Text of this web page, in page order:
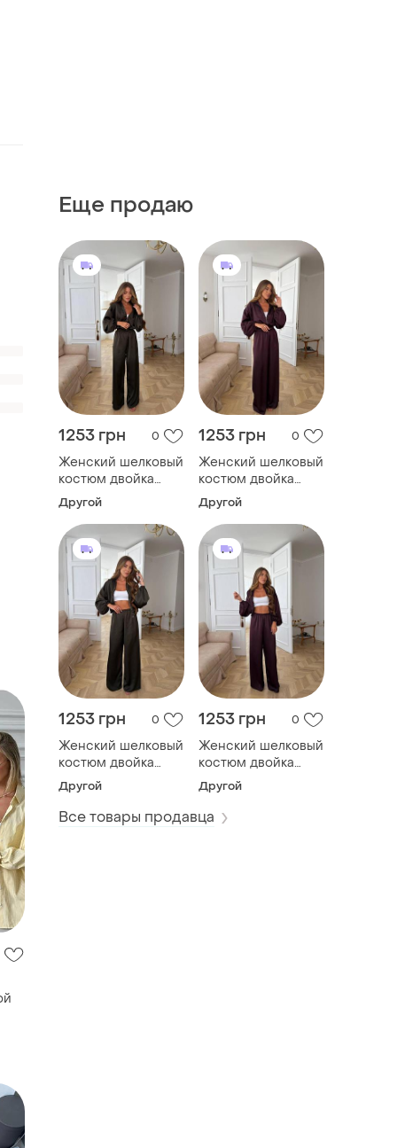
Еще продаю
1253 грн 0
Женский шелковый
костюм двойка
хаки 46/48
Другой
1253 грн 0
Женский шелковый
костюм двойка
винный 46/48
Другой
1253 грн 0
Женский шелковый
костюм двойка
хаки 40/42
Другой
1253 грн 0
Женский шелковый
костюм двойка
винный 40/42
Другой
Все товары продавца